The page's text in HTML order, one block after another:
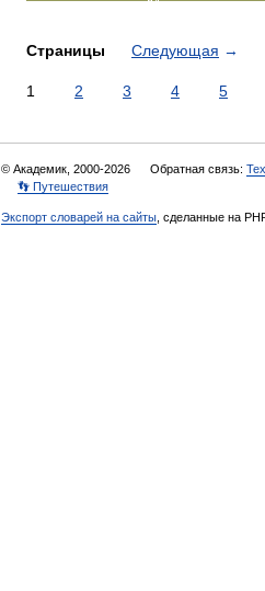
Страницы Следующая →
1 2 3 4 5
© Академик, 2000-2026 Обратная связь:
👣 Путешествия
Экспорт словарей на сайты , сделанные на